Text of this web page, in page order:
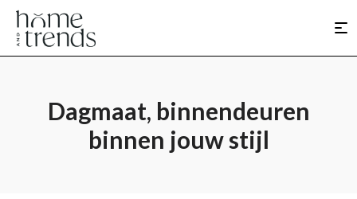
Dagmaat, binnendeuren
binnen jouw stijl